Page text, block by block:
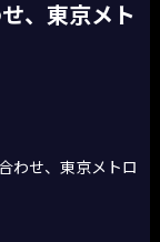
、東京メト
わせ、東京メトロ